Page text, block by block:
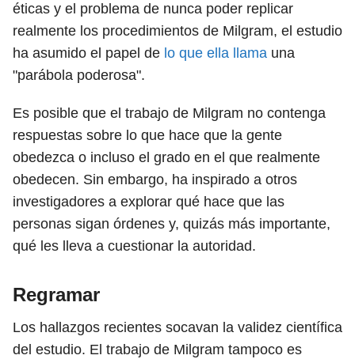
éticas y el problema de nunca poder replicar
realmente los procedimientos de Milgram, el estudio
ha asumido el papel de lo que ella llama una
"parábola poderosa".
Es posible que el trabajo de Milgram no contenga
respuestas sobre lo que hace que la gente
obedezca o incluso el grado en el que realmente
obedecen. Sin embargo, ha inspirado a otros
investigadores a explorar qué hace que las
personas sigan órdenes y, quizás más importante,
qué les lleva a cuestionar la autoridad.
Regramar
Los hallazgos recientes socavan la validez científica
del estudio. El trabajo de Milgram tampoco es